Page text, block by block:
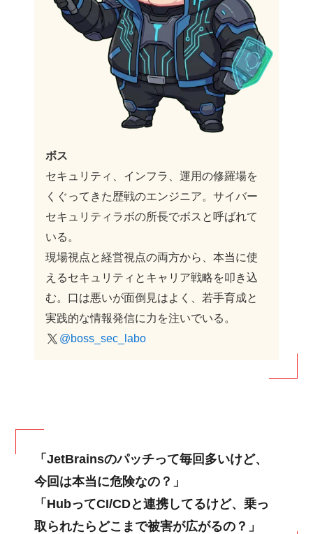
ボス
セキュリティ、インフラ、運用の修羅場を
くぐってきた歴戦のエンジニア。サイバー
セキュリティラボの所長でボスと呼ばれて
いる。
現場視点と経営視点の両方から、本当に使
えるセキュリティとキャリア戦略を叩き込
む。口は悪いが面倒見はよく、若手育成と
実践的な情報発信に力を注いでいる。
@boss_sec_labo
「JetBrainsのパッチって毎回多いけど、
今回は本当に危険なの？」
「HubってCI/CDと連携してるけど、乗っ
取られたらどこまで被害が広がるの？」